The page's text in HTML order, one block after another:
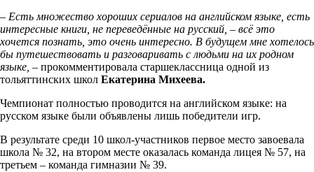
– Есть множество хороших сериалов на английском языке, есть
интересные книги, не переведённые на русский, – всё это
хочется познать, это очень интересно. В будущем мне хотелось
бы путешествовать и разговаривать с людьми на их родном
языке, – прокомментировала старшеклассница одной из
тольяттинских школ Екатерина Михеева.
Чемпионат полностью проводится на английском языке: на
русском языке были объявлены лишь победители игр.
В результате среди 10 школ-участников первое место завоевала
школа № 32, на втором месте оказалась команда лицея № 57, на
третьем – команда гимназии № 39.